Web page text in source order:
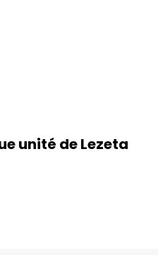
unité de Lezeta